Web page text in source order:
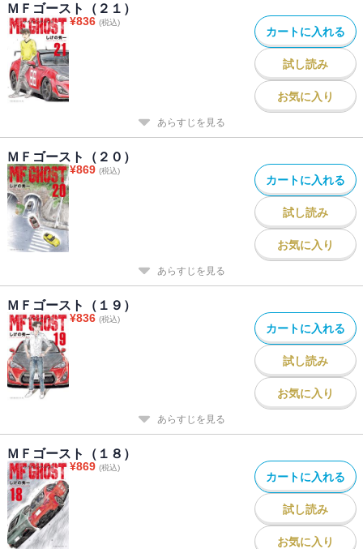
ＭＦゴースト（２１）
¥836 (税込)
カートに入れる
試し読み
お気に入り
あらすじを見る
ＭＦゴースト（２０）
¥869 (税込)
カートに入れる
試し読み
お気に入り
あらすじを見る
ＭＦゴースト（１９）
¥836 (税込)
カートに入れる
試し読み
お気に入り
あらすじを見る
ＭＦゴースト（１８）
¥869 (税込)
カートに入れる
試し読み
お気に入り